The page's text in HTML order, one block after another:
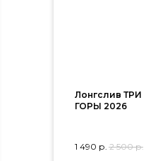
Лонгслив ТРИ
ГОРЫ 2026
1 490 р. 2 500 р.